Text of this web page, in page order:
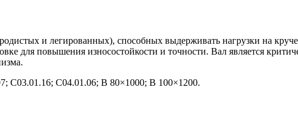
и легированных), способных выдерживать нагрузки на
для повышения износостойкости и точности. Вал является
С03.01.16; С04.01.06; В 80×1000; В 100×1200.